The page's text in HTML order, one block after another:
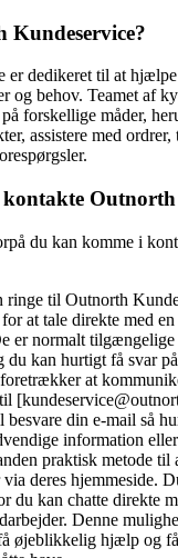
Kundeservice?
er dedikeret til at
og behov. Teamet af
forskellige måder,
assistere med
Outnorth
du kan komme i
ringe til Outnorth
at tale direkte med en
er normalt
du kan hurtigt få svar
at
besvare din e-mail så
information
praktisk metode til
deres hjemmeside.
du kan chatte direkte
Denne
øjeblikkelig hjælp og